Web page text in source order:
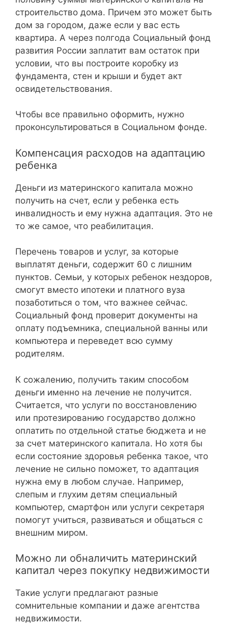
строительство дома. Причем это может быть
дом за городом, даже если у вас есть
квартира. А через полгода Социальный фонд
развития России заплатит вам остаток при
условии, что вы построите коробку из
фундамента, стен и крыши и будет акт
освидетельствования.
Чтобы все правильно оформить, нужно
проконсультироваться в Социальном фонде.
Компенсация расходов на адаптацию
ребенка
Деньги из материнского капитала можно
получить на счет, если у ребенка есть
инвалидность и ему нужна адаптация. Это не
то же самое, что реабилитация.
Перечень товаров и услуг, за которые
выплатят деньги, содержит 60 с лишним
пунктов. Семьи, у которых ребенок нездоров,
смогут вместо ипотеки и платного вуза
позаботиться о том, что важнее сейчас.
Социальный фонд проверит документы на
оплату подъемника, специальной ванны или
компьютера и переведет всю сумму
родителям.
К сожалению, получить таким способом
деньги именно на лечение не получится.
Считается, что услуги по восстановлению
или протезированию государство должно
оплатить по отдельной статье бюджета и не
за счет материнского капитала. Но хотя бы
если состояние здоровья ребенка такое, что
лечение не сильно поможет, то адаптация
нужна ему в любом случае. Например,
слепым и глухим детям специальный
компьютер, смартфон или услуги секретаря
помогут учиться, развиваться и общаться с
внешним миром.
Можно ли обналичить материнский
капитал через покупку недвижимости
Такие услуги предлагают разные
сомнительные компании и даже агентства
недвижимости.